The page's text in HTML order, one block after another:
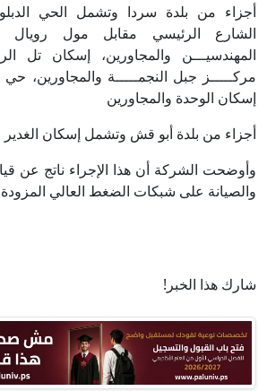
أجزاء من بلدة سردا وتشمل الحي
الشارع الرئيسي مقابل مول رويال
المهندسيـــن والمجاورين، إسكان تل
مركـــــز جبل النجمـــــة والمجاورين، حي
إسكان الوحدة والمجاورين
أجزاء من بلدة أبو قش وتشمل إسكان الغدير
وأوضحت الشركة أن هذا الإجراء ناتج عن
والصيانة على شبكات الضغط العالي
شارك هذا الخبر!